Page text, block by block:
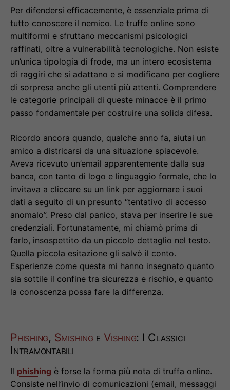
Per difendersi efficacemente, è essenziale prima di
tutto conoscere il nemico. Le truffe online sono
multiformi e sfruttano meccanismi psicologici
raffinati, oltre a vulnerabilità tecnologiche. Non esiste
un’unica tipologia di frode, ma un intero ecosistema
di raggiri che si adattano e si modificano per cogliere
di sorpresa anche gli utenti più attenti. Comprendere
le categorie principali di queste minacce è il primo
passo fondamentale per costruire una solida difesa.
Ricordo ancora quando, qualche anno fa, aiutai un
amico a districarsi da una situazione spiacevole.
Aveva ricevuto un’email apparentemente dalla sua
banca, con tanto di logo e linguaggio formale, che lo
invitava a cliccare su un link per aggiornare i suoi
dati a seguito di un presunto “tentativo di accesso
anomalo”. Preso dal panico, stava per inserire le sue
credenziali. Fortunatamente, mi chiamò prima di
farlo, insospettito da un piccolo dettaglio nel testo.
Quella piccola esitazione gli salvò il conto.
Esperienze come questa mi hanno insegnato quanto
sia sottile il confine tra sicurezza e rischio, e quanto
la conoscenza possa fare la differenza.
Phishing, Smishing e Vishing: I Classici
Intramontabili
Il phishing è forse la forma più nota di truffa online.
Consiste nell’invio di comunicazioni (email, messaggi